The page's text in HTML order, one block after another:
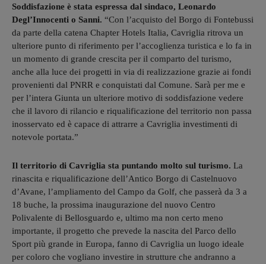
Soddisfazione è stata espressa dal sindaco, Leonardo
Degl’Innocenti o Sanni. “Con l’acquisto del Borgo di Fontebussi
da parte della catena Chapter Hotels Italia, Cavriglia ritrova un
ulteriore punto di riferimento per l’accoglienza turistica e lo fa in
un momento di grande crescita per il comparto del turismo,
anche alla luce dei progetti in via di realizzazione grazie ai fondi
provenienti dal PNRR e conquistati dal Comune. Sarà per me e
per l’intera Giunta un ulteriore motivo di soddisfazione vedere
che il lavoro di rilancio e riqualificazione del territorio non passa
inosservato ed è capace di attrarre a Cavriglia investimenti di
notevole portata.”
Il territorio di Cavriglia sta puntando molto sul turismo. La
rinascita e riqualificazione dell’Antico Borgo di Castelnuovo
d’Avane, l’ampliamento del Campo da Golf, che passerà da 3 a
18 buche, la prossima inaugurazione del nuovo Centro
Polivalente di Bellosguardo e, ultimo ma non certo meno
importante, il progetto che prevede la nascita del Parco dello
Sport più grande in Europa, fanno di Cavriglia un luogo ideale
per coloro che vogliano investire in strutture che andranno a